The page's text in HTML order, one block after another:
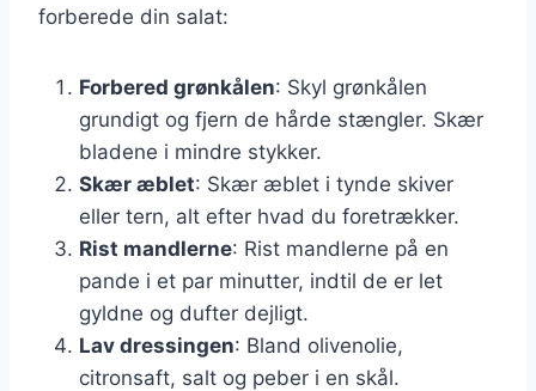
forberede din salat:
Forbered grønkålen: Skyl grønkålen
grundigt og fjern de hårde stængler. Skær
bladene i mindre stykker.
Skær æblet: Skær æblet i tynde skiver
eller tern, alt efter hvad du foretrækker.
Rist mandlerne: Rist mandlerne på en
pande i et par minutter, indtil de er let
gyldne og dufter dejligt.
Lav dressingen: Bland olivenolie,
citronsaft, salt og peber i en skål.